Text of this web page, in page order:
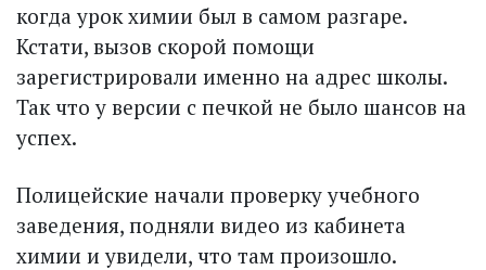
когда урок химии был в самом разгаре.
Кстати, вызов скорой помощи
зарегистрировали именно на адрес школы.
Так что у версии с печкой не было шансов на
успех.
Полицейские начали проверку учебного
заведения, подняли видео из кабинета
химии и увидели, что там произошло.